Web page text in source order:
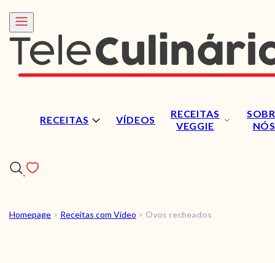
RECEITAS VÍDEOS
RECEITAS
VEGGIE
NÓS
RECEITAS
Homepage > Receitas com Vídeo > Ovos recheados